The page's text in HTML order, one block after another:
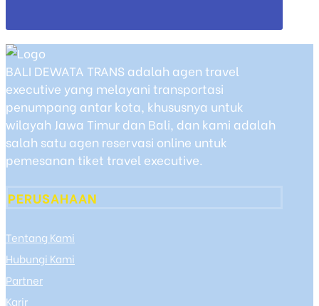
BALI DEWATA TRANS adalah agen travel
executive yang melayani transportasi
penumpang antar kota, khususnya untuk
wilayah Jawa Timur dan Bali, dan kami adalah
salah satu agen reservasi online untuk
pemesanan tiket travel executive.
PERUSAHAAN
Tentang Kami
Hubungi Kami
Partner
Karir